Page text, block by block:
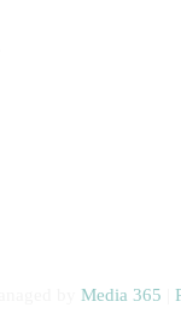
Media 365